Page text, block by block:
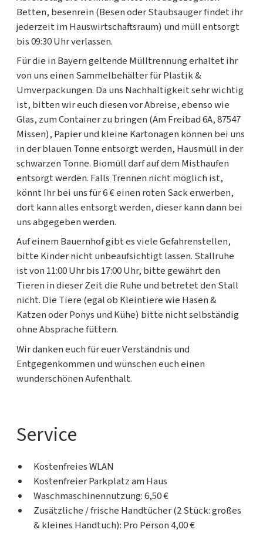
Betten, besenrein (Besen oder Staubsauger findet ihr
jederzeit im Hauswirtschaftsraum) und müll entsorgt
bis 09:30 Uhr verlassen.
Für die in Bayern geltende Mülltrennung erhaltet ihr
von uns einen Sammelbehälter für Plastik &
Umverpackungen. Da uns Nachhaltigkeit sehr wichtig
ist, bitten wir euch diesen vor Abreise, ebenso wie
Glas, zum Container zu bringen (Am Freibad 6A, 87547
Missen), Papier und kleine Kartonagen können bei uns
in der blauen Tonne entsorgt werden, Hausmüll in der
schwarzen Tonne. Biomüll darf auf dem Misthaufen
entsorgt werden. Falls Trennen nicht möglich ist,
könnt Ihr bei uns für 6 € einen roten Sack erwerben,
dort kann alles entsorgt werden, dieser kann dann bei
uns abgegeben werden.
Auf einem Bauernhof gibt es viele Gefahrenstellen,
bitte Kinder nicht unbeaufsichtigt lassen. Stallruhe
ist von 11:00 Uhr bis 17:00 Uhr, bitte gewährt den
Tieren in dieser Zeit die Ruhe und betretet den Stall
nicht. Die Tiere (egal ob Kleintiere wie Hasen &
Katzen oder Ponys und Kühe) bitte nicht selbständig
ohne Absprache füttern.
Wir danken euch für euer Verständnis und
Entgegenkommen und wünschen euch einen
wunderschönen Aufenthalt.
Service
Kostenfreies WLAN
Kostenfreier Parkplatz am Haus
Waschmaschinennutzung: 6,50 €
Zusätzliche / frische Handtücher (2 Stück: großes
& kleines Handtuch): Pro Person 4,00 €